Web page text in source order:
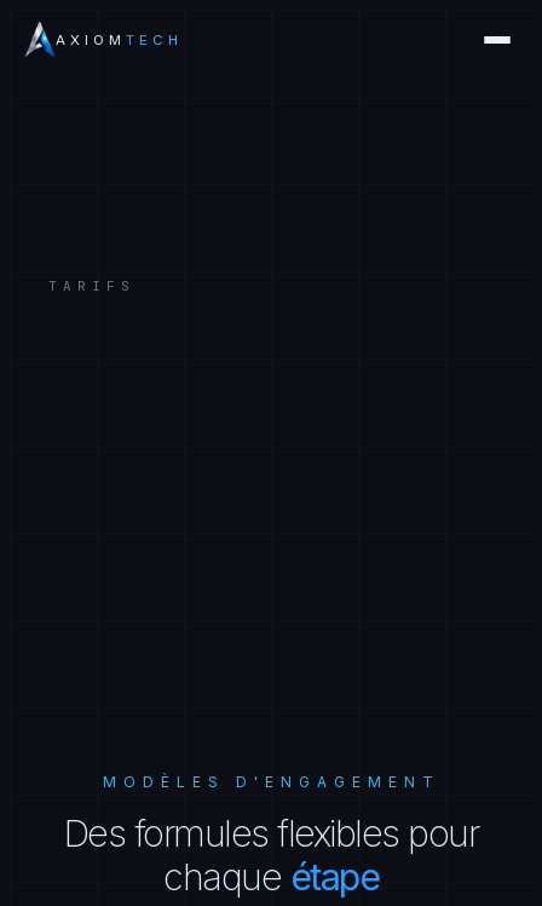
AXIOM TECH
TARIFS
MODÈLES D'ENGAGEMENT
Des formules flexibles pour
chaque étape